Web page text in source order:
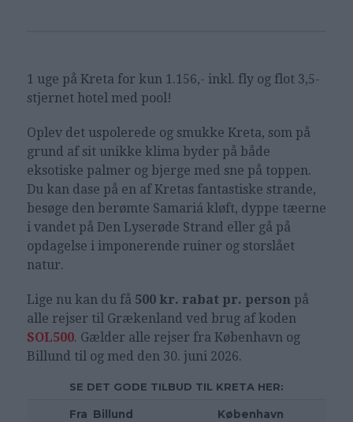
1 uge på Kreta for kun 1.156,- inkl. fly og flot 3,5-
stjernet hotel med pool!
Oplev det uspolerede og smukke Kreta, som på
grund af sit unikke klima byder på både
eksotiske palmer og bjerge med sne på toppen.
Du kan dase på en af Kretas fantastiske strande,
besøge den berømte Samariá kløft, dyppe tæerne
i vandet på Den Lyserøde Strand eller gå på
opdagelse i imponerende ruiner og storslået
natur.
Lige nu kan du få500 kr. rabat pr. personpå
alle rejser til Grækenland ved brug af koden
SOL500. Gælder alle rejser fra København og
Billund til og med den 30. juni 2026.
SE DET GODE TILBUD TIL KRETA HER:
Fra Billund København